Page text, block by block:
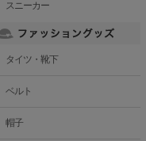
スニーカー
タイツ・靴下
ベルト
帽子